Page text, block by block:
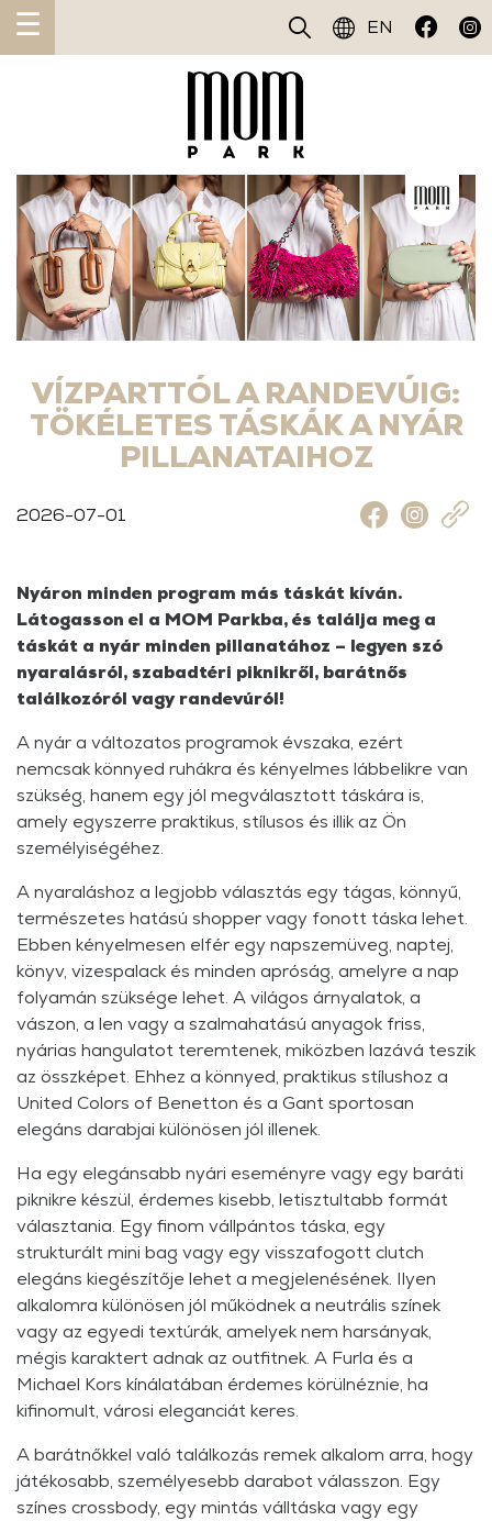
EN
☰
2026-07-01
VÍZPARTTÓL A RANDEVÚIG:
TÖKÉLETES TÁSKÁK A NYÁR
PILLANATAIHOZ
Nyáron minden program más táskát kíván.
Látogasson el a MOM Parkba, és találja meg a
táskát a nyár minden pillanatához – legyen szó
nyaralásról, szabadtéri piknikről, barátnős
találkozóról vagy randevúról!
A nyár a változatos programok évszaka, ezért
nemcsak könnyed ruhákra és kényelmes lábbelikre van
szükség, hanem egy jól megválasztott táskára is,
amely egyszerre praktikus, stílusos és illik az Ön
személyiségéhez.
A nyaraláshoz a legjobb választás egy tágas, könnyű,
természetes hatású shopper vagy fonott táska lehet.
Ebben kényelmesen elfér egy napszemüveg, naptej,
könyv, vizespalack és minden apróság, amelyre a nap
folyamán szüksége lehet. A világos árnyalatok, a
vászon, a len vagy a szalmahatású anyagok friss,
nyárias hangulatot teremtenek, miközben lazává teszik
az összképet. Ehhez a könnyed, praktikus stílushoz a
United Colors of Benetton és a Gant sportosan
elegáns darabjai különösen jól illenek.
Ha egy elegánsabb nyári eseményre vagy egy baráti
piknikre készül, érdemes kisebb, letisztultabb formát
választania. Egy finom vállpántos táska, egy
strukturált mini bag vagy egy visszafogott clutch
elegáns kiegészítője lehet a megjelenésének. Ilyen
alkalomra különösen jól működnek a neutrális színek
vagy az egyedi textúrák, amelyek nem harsányak,
mégis karaktert adnak az outfitnek. A Furla és a
Michael Kors kínálatában érdemes körülnéznie, ha
kifinomult, városi eleganciát keres.
A barátnőkkel való találkozás remek alkalom arra, hogy
játékosabb, személyesebb darabot válasszon. Egy
színes crossbody, egy mintás válltáska vagy egy